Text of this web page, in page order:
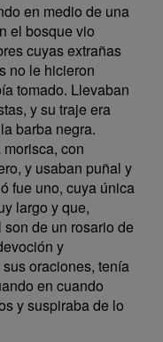
en medio de una
el bosque vio
cuyas extrañas
no le hicieron
tomado. Llevaban
y su traje era
barba negra.
con
y usaban puñal y
fue uno, cuya única
largo y que,
de un rosario de
y
oraciones, tenía
en cuando
y suspiraba de lo